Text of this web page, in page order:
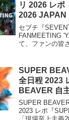
リ 2026 レポ
2026 JAPAN
セブチ『
FANMEETING
て、ファンの皆
ンミーティング
月、東京・大阪
SUPER
全日程 2023
BEAVER 自
義2023」』
SUPER
2023 レポ『